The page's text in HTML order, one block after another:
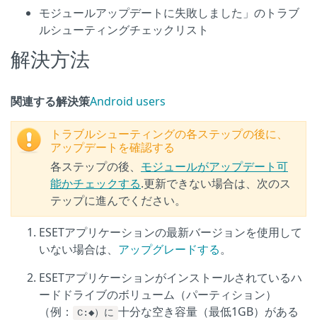
モジュールアップデートに失敗しました」のトラブ
ルシューティングチェックリスト
解決方法
関連する解決策Android users
トラブルシューティングの各ステップの後に、
アップデートを確認する
各ステップの後、 モジュールがアップデート可
能かチェックする.更新できない場合は、次のス
テップに進んでください。
ESETアプリケーションの最新バージョンを使用して
いない場合は、 アップグレードする。
ESETアプリケーションがインストールされているハ
ードドライブのボリューム（パーティション）
（例：
C:◆）に 十分な空き容量（最低1GB）がある